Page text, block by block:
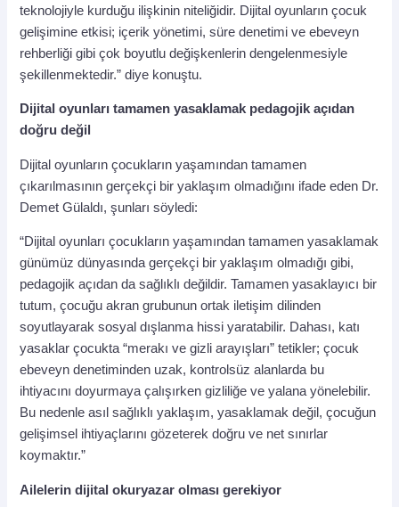
teknolojiyle kurduğu ilişkinin niteliğidir. Dijital oyunların çocuk
gelişimine etkisi; içerik yönetimi, süre denetimi ve ebeveyn
rehberliği gibi çok boyutlu değişkenlerin dengelenmesiyle
şekillenmektedir.” diye konuştu.
Dijital oyunları tamamen yasaklamak pedagojik açıdan
doğru değil
Dijital oyunların çocukların yaşamından tamamen
çıkarılmasının gerçekçi bir yaklaşım olmadığını ifade eden Dr.
Demet Gülaldı, şunları söyledi:
“Dijital oyunları çocukların yaşamından tamamen yasaklamak
günümüz dünyasında gerçekçi bir yaklaşım olmadığı gibi,
pedagojik açıdan da sağlıklı değildir. Tamamen yasaklayıcı bir
tutum, çocuğu akran grubunun ortak iletişim dilinden
soyutlayarak sosyal dışlanma hissi yaratabilir. Dahası, katı
yasaklar çocukta “merakı ve gizli arayışları” tetikler; çocuk
ebeveyn denetiminden uzak, kontrolsüz alanlarda bu
ihtiyacını doyurmaya çalışırken gizliliğe ve yalana yönelebilir.
Bu nedenle asıl sağlıklı yaklaşım, yasaklamak değil, çocuğun
gelişimsel ihtiyaçlarını gözeterek doğru ve net sınırlar
koymaktır.”
Ailelerin dijital okuryazar olması gerekiyor